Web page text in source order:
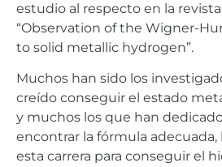
estudio al respecto en la
“Observation of the Wigner-
to solid metallic hydrogen”.
Muchos han sido los
creído conseguir el estado
y muchos los que han
encontrar la fórmula adecuada,
esta carrera para conseguir el